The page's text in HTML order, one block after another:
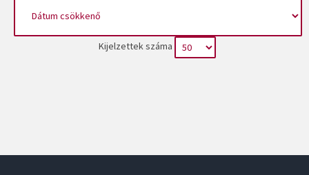
Kijelzettek száma